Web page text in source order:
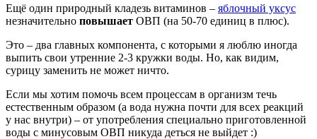
Ещё один природный кладезь витаминов – яблочный уксус
незначительно повышает ОВП (на 50-70 единиц в плюс).
Это – два главных компонента, с которыми я люблю иногда
выпить свои утренние 2-3 кружки воды. Но, как видим,
сурицу заменить не может ничто.
Если мы хотим помочь всем процессам в организм течь
естественным образом (а вода нужна почти для всех реакций
у нас внутри) – от употребления специально приготовленной
воды с минусовым ОВП никуда деться не выйдет :)